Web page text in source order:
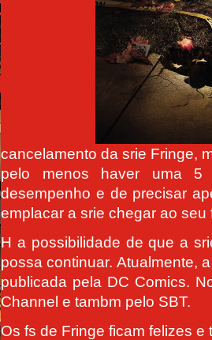
cancelamento da srie Fringe,
pelo menos haver uma 5
desempenho e de precisar
emplacar a srie chegar ao
H a possibilidade de que a
possa continuar. Atualmente,
publicada pela DC Comics.
Channel e tambm pelo SBT.
Os fs de Fringe ficam felizes e